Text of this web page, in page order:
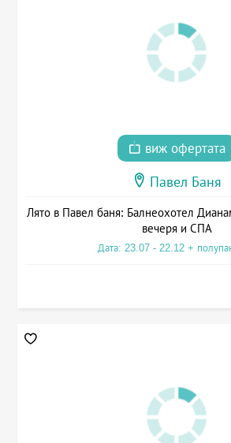
виж офертата
Павел Баня
Лято в Павел баня: Балнеохотел
вечеря и СПА
Дата: 23.07 - 22.12 +